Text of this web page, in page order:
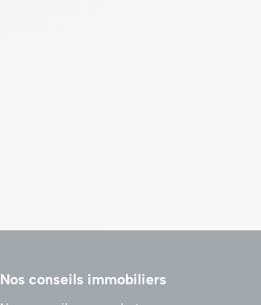
Nos conseils immobiliers